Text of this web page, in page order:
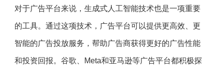
对于广告平台来说，生成式人工智能技术也是一项重要
的工具。通过这项技术，广告平台可以提供更高效、更
智能的广告投放服务，帮助广告商获得更好的广告性能
和投资回报。谷歌、Meta和亚马逊等广告平台都积极探